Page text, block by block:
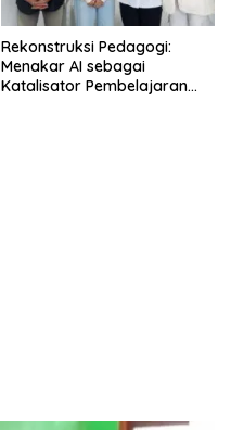
Rekonstruksi Pedagogi:
Menakar AI sebagai
Katalisator Pembelajaran